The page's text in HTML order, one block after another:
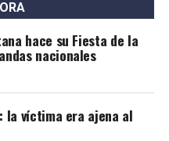
hace su Fiesta de la
nacionales
la víctima era ajena al